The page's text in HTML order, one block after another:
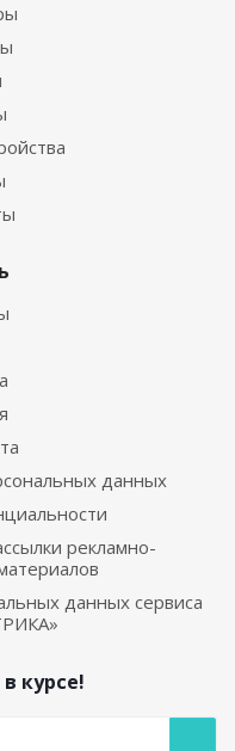
данных
рекламно-
данных сервиса
курсе!